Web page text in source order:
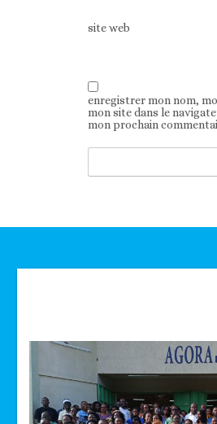
site web
enregistrer mon nom,
mon site dans le
mon prochain